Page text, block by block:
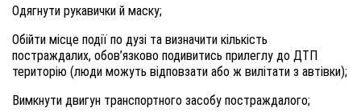
Одягнути рукавички й маску;
Обійти місце події по дузі та визначити кількість
постраждалих, обов’язково подивитись прилеглу до ДТП
територію (люди можуть відповзати або ж вилітати з автівки);
Вимкнути двигун транспортного засобу постраждалого;